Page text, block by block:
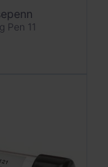
Pen 11